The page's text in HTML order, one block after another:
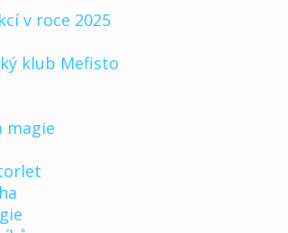
v roce 2025
klub Mefisto
magie